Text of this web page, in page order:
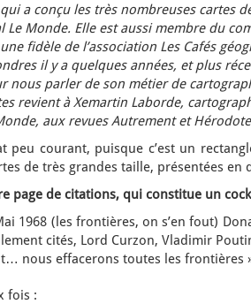
qui a conçu les très nombreuses cartes
Monde. Elle est aussi membre du
fidèle de l’association Les Cafés
il y a quelques années, et plus
nous parler de son métier de
revient à Xemartin Laborde,
aux revues Autrement et
peu courant, puisque c’est un
de très grandes taille, présentées en
page de citations, qui constitue un
1968 (les frontières, on s’en fout)
cités, Lord Curzon, Vladimir
nous effacerons toutes les frontières
fois :